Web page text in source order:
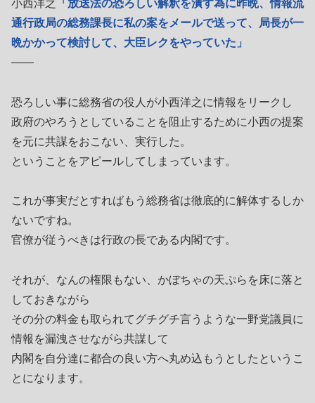
小西洋之
「放送法の恐ろしい解釈を潰す為に昨晩、情報流
通行政局の総務課長に私の案をメールで送って、局長が一
晩かかって検討して、大臣レクをやっていた」
――
恐ろしい事に総務省の役人が小西洋之に情報をリークし
政府のやろうとしていることを阻止するために小西の提案
を元に共謀をおこない、実行した。
ということをアピールしてしまっています。
これが事実だとすればもう総務省は徹底的に解体するしか
ないですね。
官僚が従うべきは行政の長である内閣です。
それが、なんの権限もない、かぼちゃの天ぷらを床に落と
しておきながら
その分の料金も取られてグチグチ言うような一野党議員に
情報を漏洩させながら共謀して
内閣を自分達に都合の良い方へ丸め込もうとしたというこ
とになります。